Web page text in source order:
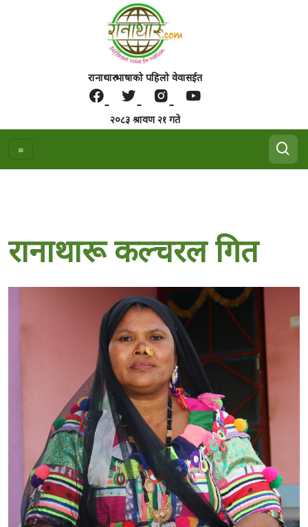
रानाथारु भाषाको पहिलो वेवासईत
२०८३ श्रावण २१ गते
रानाथारू कल्चरल गित